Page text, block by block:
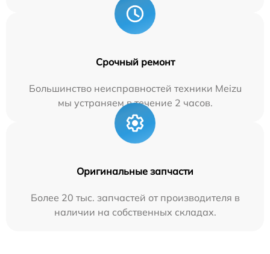
Срочный ремонт
Большинство неисправностей техники Meizu
мы устраняем в течение 2 часов.
Оригинальные запчасти
Более 20 тыс. запчастей от производителя в
наличии на собственных складах.